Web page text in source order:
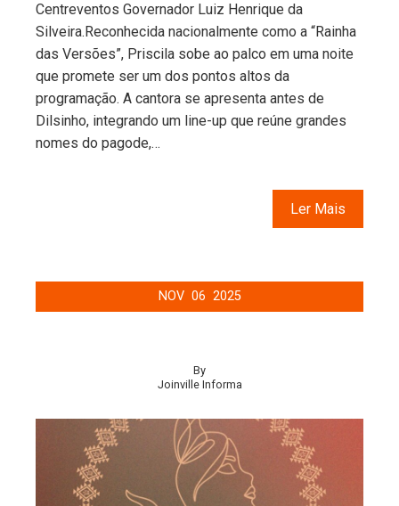
Centreventos Governador Luiz Henrique da
Silveira.Reconhecida nacionalmente como a “Rainha
das Versões”, Priscila sobe ao palco em uma noite
que promete ser um dos pontos altos da
programação. A cantora se apresenta antes de
Dilsinho, integrando um line-up que reúne grandes
nomes do pagode,…
Ler Mais
NOV 06 2025
By
Joinville Informa